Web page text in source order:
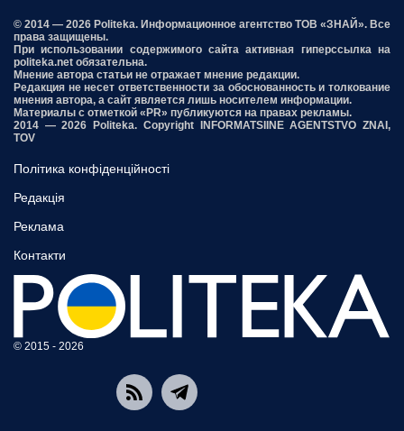
© 2014 — 2026 Politeka. Информационное агентство ТОВ «ЗНАЙ». Все
права защищены.
При использовании содержимого сайта активная гиперссылка на
politeka.net обязательна.
Мнение автора статьи не отражает мнение редакции.
Редакция не несет ответственности за обоснованность и толкование
мнения автора, а сайт является лишь носителем информации.
Материалы с отметкой «PR» публикуются на правах рекламы.
2014 — 2026 Politeka. Copyright INFORMATSIINE AGENTSTVO ZNAI,
TOV
Політика конфіденційності
Редакція
Реклама
Контакти
© 2015 - 2026